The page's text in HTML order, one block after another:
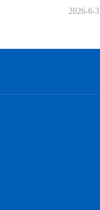
2026-6-3